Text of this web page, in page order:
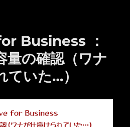
Business ：
量の確認（ワナ
ていた…）